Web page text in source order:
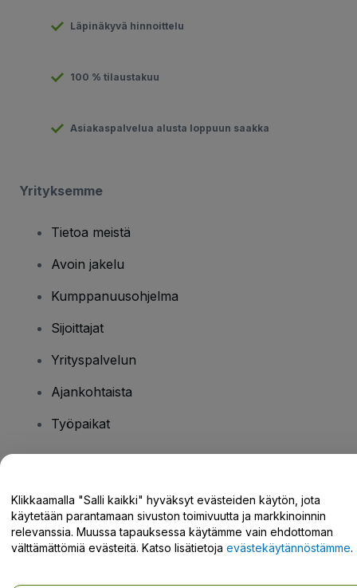
Läpinäkyvä hinnoittelu
100 % tilaustakuu
Asiakaspalvelua alusta loppuun saakka
Yrityksemme
Tietoa meistä
Avoin jakelu
Kumppanuusohjelma
Sijoittajat
Yrityspalvelun
Ajankohtaista
Työpaikat
Tukikeskus / Ota meihin yhteyttä
Klikkaamalla "Salli kaikki" hyväksyt evästeiden käytön, jota
käytetään parantamaan sivuston toimivuutta ja markkinoinnin
relevanssia. Muussa tapauksessa käytämme vain ehdottoman
välttämättömiä evästeitä. Katso lisätietoja evästekäytännöstämme.